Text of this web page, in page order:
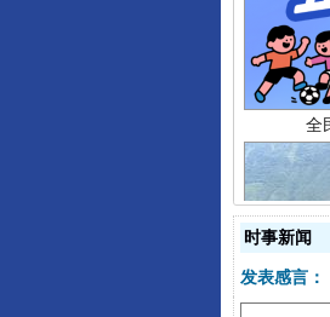
时事新闻
发表感言：